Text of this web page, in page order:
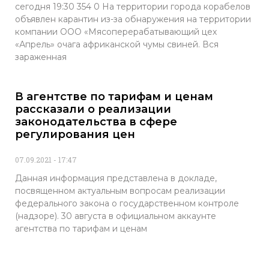
сегодня 19:30 354 0 На территории города корабелов
объявлен карантин из-за обнаружения на территории
компании ООО «Мясоперерабатывающий цех
«Апрель» очага африканской чумы свиней. Вся
зараженная
В агентстве по тарифам и ценам
рассказали о реализации
законодательства в сфере
регулирования цен
07.09.2021 17:47
Данная информация представлена в докладе,
посвященном актуальным вопросам реализации
федерального закона о государственном контроле
(надзоре). 30 августа в официальном аккаунте
агентства по тарифам и ценам